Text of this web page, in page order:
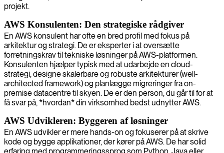
projekt.
AWS Konsulenten: Den strategiske rådgiver
En AWS konsulent har ofte en bred profil med fokus på
arkitektur og strategi. De er eksperter i at oversætte
forretningskrav til tekniske løsninger på AWS-platformen.
Konsulenten hjælper typisk med at udarbejde en cloud-
strategi, designe skalerbare og robuste arkitekturer (well-
architected framework) og planlægge migreringer fra on-
premise datacentre til skyen. De er den person, du går til for at
få svar på, *hvordan* din virksomhed bedst udnytter AWS.
AWS Udvikleren: Byggeren af løsninger
En AWS udvikler er mere hands-on og fokuserer på at skrive
kode og bygge applikationer, der kører på AWS. De har solid
erfaring med programmeringssprog som Python, Java eller